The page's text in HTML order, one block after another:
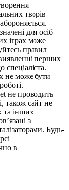
творів
для осіб
іграх може
правил
перших
спеціаліста.
не може бути
не проводить
також сайт не
та інших
з
Будь-
в